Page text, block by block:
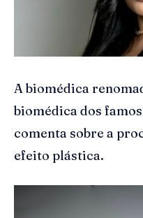
A biomédica
biomédica dos
comenta sobre a
efeito plástica.